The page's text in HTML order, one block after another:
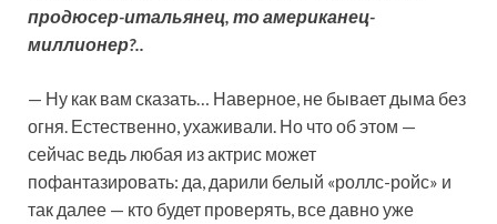
продюсер-итальянец, то американец-
миллионер?..
— Ну как вам сказать… Наверное, не бывает дыма без
огня. Естественно, ухаживали. Но что об этом —
сейчас ведь любая из актрис может
пофантазировать: да, дарили белый «роллс-ройс» и
так далее — кто будет проверять, все давно уже